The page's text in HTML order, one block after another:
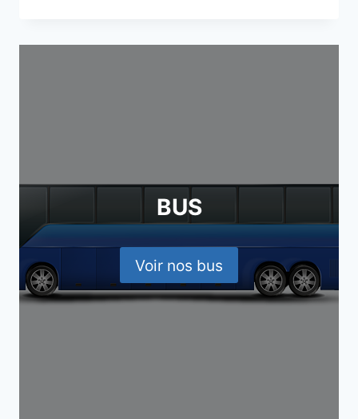
BUS
Voir nos bus